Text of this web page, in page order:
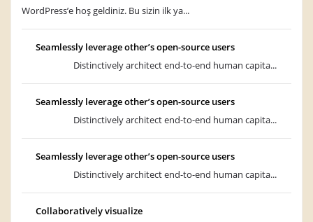
WordPress’e hoş geldiniz. Bu sizin ilk ya...
Seamlessly leverage other’s open-source users
Distinctively architect end-to-end human capita...
Seamlessly leverage other’s open-source users
Distinctively architect end-to-end human capita...
Seamlessly leverage other’s open-source users
Distinctively architect end-to-end human capita...
Collaboratively visualize